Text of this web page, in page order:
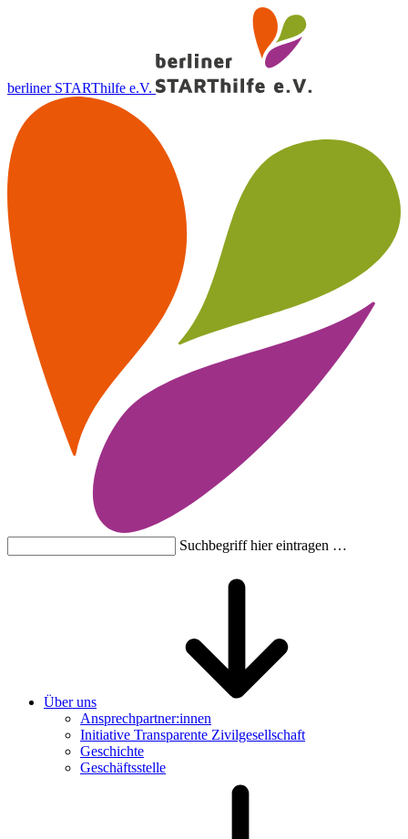
berliner STARThilfe e.V.
Suchbegriff hier eintragen …
Über uns
Ansprechpartner:innen
Initiative Transparente Zivilgesellschaft
Geschichte
Geschäftsstelle